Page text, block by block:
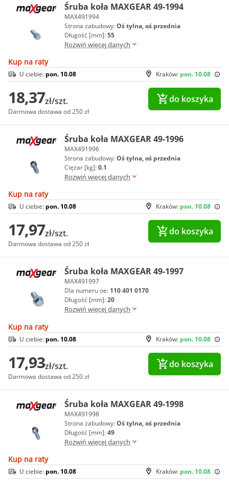
Śruba koła MAXGEAR 49-1994
MAX491994
Strona zabudowy:Oś tylna, oś przednia
Długość [mm]:55
Rozwiń więcej danych
Kup na raty
Kraków: pon. 10.08
U ciebie: pon. 10.08
18,37zł/szt.
Darmowa dostawa od 250 zł
do koszyka
Śruba koła MAXGEAR 49-1996
MAX491996
Strona zabudowy:Oś tylna, oś przednia
Ciężar [kg]:0.1
Rozwiń więcej danych
Kup na raty
Kraków: pon. 10.08
U ciebie: pon. 10.08
17,97zł/szt.
Darmowa dostawa od 250 zł
do koszyka
Śruba koła MAXGEAR 49-1997
MAX491997
Dla numeru oe: 110 401 0170
Długość [mm]:20
Rozwiń więcej danych
Kup na raty
Kraków: pon. 10.08
U ciebie: pon. 10.08
17,93zł/szt.
Darmowa dostawa od 250 zł
do koszyka
Śruba koła MAXGEAR 49-1998
MAX491998
Strona zabudowy:Oś tylna, oś przednia
Długość [mm]:49
Rozwiń więcej danych
Kup na raty
Kraków: pon. 10.08
U ciebie: pon. 10.08